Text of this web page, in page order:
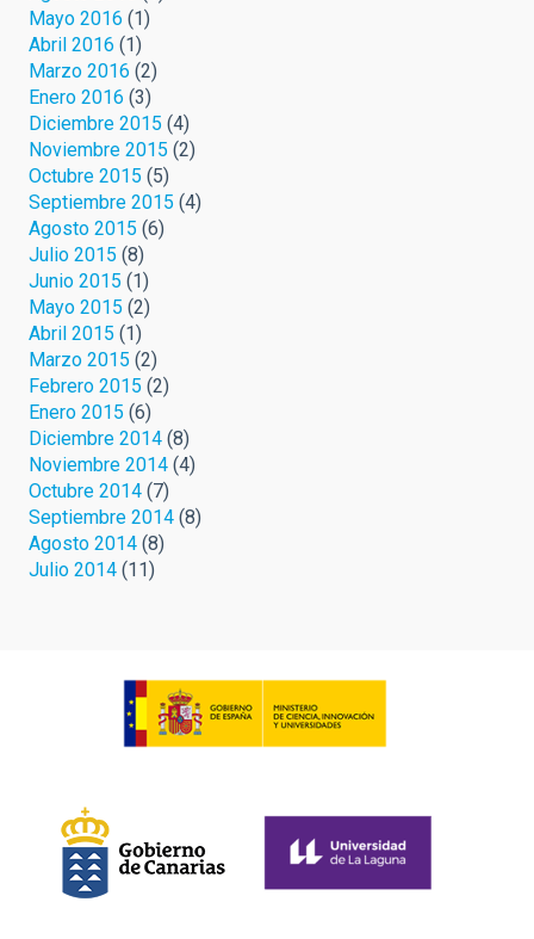
Mayo 2016 (1)
Abril 2016 (1)
Marzo 2016 (2)
Enero 2016 (3)
Diciembre 2015 (4)
Noviembre 2015 (2)
Octubre 2015 (5)
Septiembre 2015 (4)
Agosto 2015 (6)
Julio 2015 (8)
Junio 2015 (1)
Mayo 2015 (2)
Abril 2015 (1)
Marzo 2015 (2)
Febrero 2015 (2)
Enero 2015 (6)
Diciembre 2014 (8)
Noviembre 2014 (4)
Octubre 2014 (7)
Septiembre 2014 (8)
Agosto 2014 (8)
Julio 2014 (11)